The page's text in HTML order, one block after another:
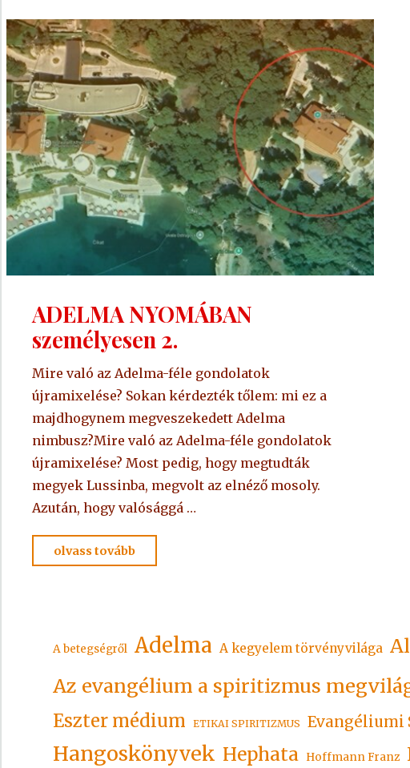
4."
ADELMA NYOMÁBAN
személyesen 2.
Mire való az Adelma-féle gondolatok
újramixelése? Sokan kérdezték tőlem: mi ez a
majdhogynem megveszekedett Adelma
nimbusz?Mire való az Adelma-féle gondolatok
újramixelése? Most pedig, hogy megtudták
megyek Lussinba, megvolt az elnéző mosoly.
Azután, hogy valósággá …
olvass tovább
A betegségről Adelma A kegyelem törvényvilága
Az evangélium a spiritizmus
Eszter médium ETIKAI SPIRITIZMUS Evangéliumi
Hangoskönyvek Hephata Hoffmann Franz